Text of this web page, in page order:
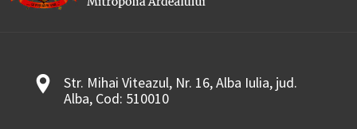
Str. Mihai Viteazul, Nr. 16, Alba Iulia, jud.
Alba, Cod: 510010